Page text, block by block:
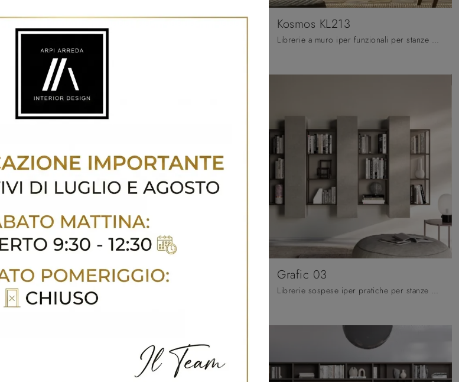
Kosmos KL218 Kosmos KL213
Librerie a muro iper funzionali per stanze moderne: ottieni informazioni sul modello Kosmos KL213 del marchio Moretti Compact Giorno Notte!
Finiture di pregio e forme decise: scopri la libreria Kosmos KL205 di Moretti Compact Giorno Notte tra le più esclusive Librerie moderne a muro.
Kosmos KL202 Grafic 03
Librerie sospese iper pratiche per stanze moderne: ottieni informazioni sul modello Grafic 03 del brand Orme!